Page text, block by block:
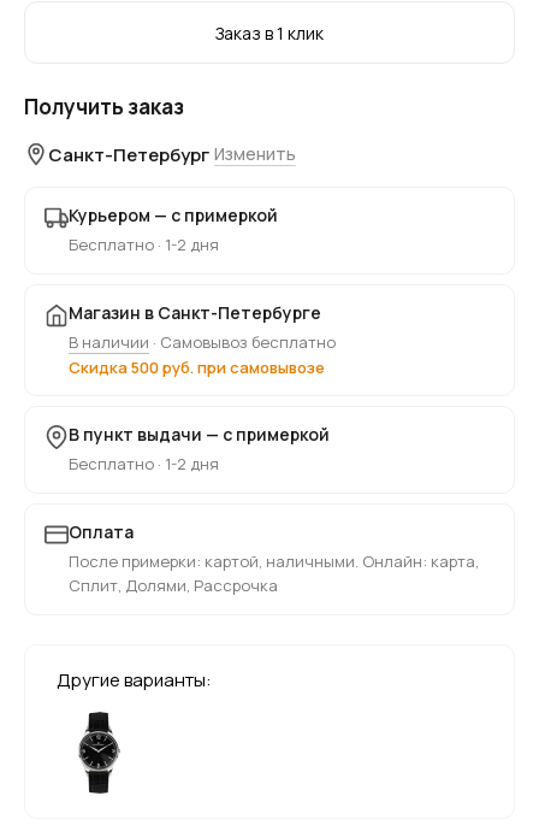
Заказ в 1 клик
Получить заказ
Санкт-Петербург Изменить
Курьером — с примеркой
Бесплатно · 1-2 дня
Магазин в Санкт-Петербурге
В наличии · Самовывоз бесплатно
Скидка 500 руб. при самовывозе
В пункт выдачи — с примеркой
Бесплатно · 1-2 дня
Оплата
После примерки: картой, наличными. Онлайн: карта,
Сплит, Долями, Рассрочка
Другие варианты: